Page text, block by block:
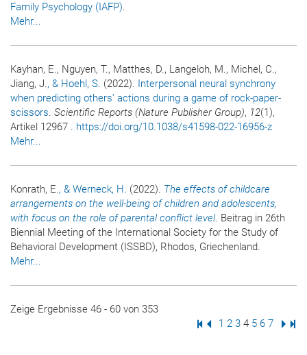
Family Psychology (IAFP).
Mehr...
Kayhan, E., Nguyen, T., Matthes, D., Langeloh, M., Michel, C.,
Jiang, J., & Hoehl, S. (2022). Interpersonal neural synchrony
when predicting others’ actions during a game of rock-paper-
scissors. Scientific Reports (Nature Publisher Group), 12(1),
Artikel 12967 . https://doi.org/10.1038/s41598-022-16956-z
Mehr...
Konrath, E., & Werneck, H. (2022). The effects of childcare
arrangements on the well-being of children and adolescents,
with focus on the role of parental conflict level. Beitrag in 26th
Biennial Meeting of the International Society for the Study of
Behavioral Development (ISSBD), Rhodos, Griechenland.
Mehr...
Zeige Ergebnisse 46 - 60 von 353
Erste Seite
Vorige Seite
Seite
1 Seite
2 Seite
3 Seite
4 Seite
5 Seite
6 Seite
7